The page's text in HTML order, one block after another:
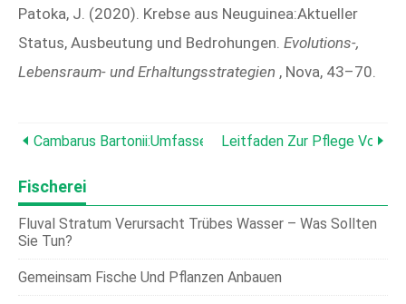
Patoka, J. (2020). Krebse aus Neuguinea:Aktueller
Status, Ausbeutung und Bedrohungen. Evolutions-,
Lebensraum- und Erhaltungsstrategien , Nova, 43–70.
Cambarus Bartonii:Umfassender Pflege-, Ernährungs-
Leitfaden Zur Pflege Von
Fischerei
Fluval Stratum Verursacht Trübes Wasser – Was Sollten
Sie Tun?
Gemeinsam Fische Und Pflanzen Anbauen